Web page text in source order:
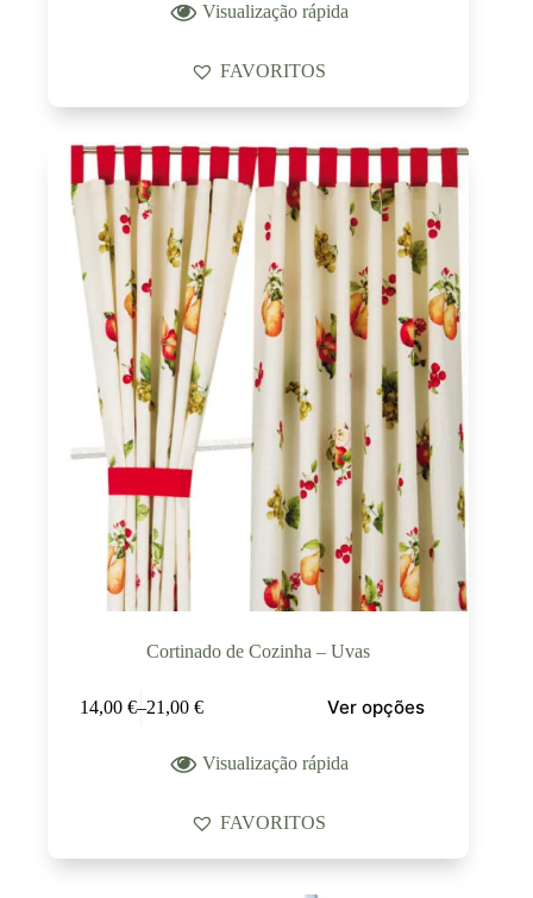
Visualização rápida
FAVORITOS
Cortinado de Cozinha – Uvas
14,00 €–21,00 € Ver opções
Visualização rápida
FAVORITOS